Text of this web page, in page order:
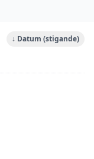
↓ Datum (stigande)